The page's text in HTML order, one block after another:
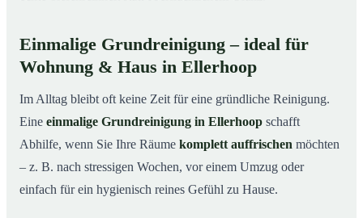
Einmalige Grundreinigung – ideal für
Wohnung & Haus in Ellerhoop
Im Alltag bleibt oft keine Zeit für eine gründliche Reinigung.
Eine einmalige Grundreinigung in Ellerhoop schafft
Abhilfe, wenn Sie Ihre Räume komplett auffrischen möchten
– z. B. nach stressigen Wochen, vor einem Umzug oder
einfach für ein hygienisch reines Gefühl zu Hause.